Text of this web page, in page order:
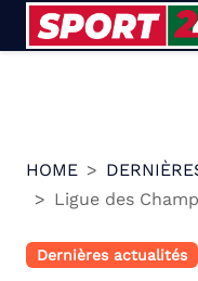
HOME
Ligue des
Dernières actualités